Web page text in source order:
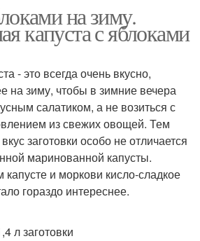
на зиму.
капуста с яблоками
- это всегда очень вкусно,
на зиму, чтобы в зимние вечера
салатиком, а не возиться с
из свежих овощей. Тем
заготовки особо не отличается
маринованной капусты.
и моркови кисло-сладкое
гораздо интереснее.
л заготовки